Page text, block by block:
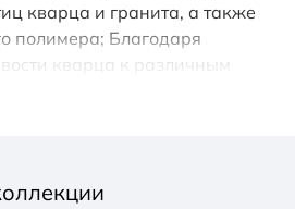
кварца и гранита, а также
полимера; Благодаря
кварца к различным
воздействиям, данный
сколам, царапинам;